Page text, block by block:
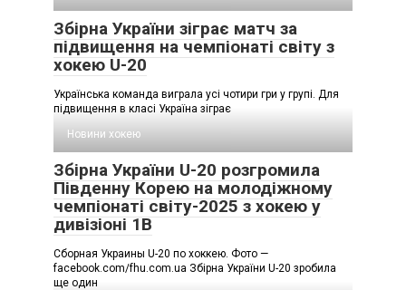
Збірна України зіграє матч за
підвищення на чемпіонаті світу з
хокею U-20
Українська команда виграла усі чотири гри у групі. Для
підвищення в класі Україна зіграє
Новини хокею
Збірна України U-20 розгромила
Південну Корею на молодіжному
чемпіонаті світу-2025 з хокею у
дивізіоні 1B
Сборная Украины U-20 по хоккею. Фото —
facebook.com/fhu.com.ua Збірна України U-20 зробила
ще один